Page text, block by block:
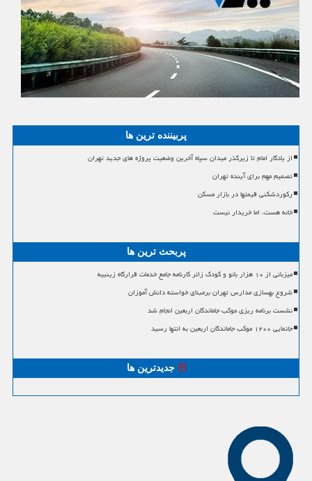
پربیننده ترین ها
از یادگار امام تا زیرگذر میدان سپاه آخرین وضعیت پروژه های جدید تهران
تصمیم مهم برای آینده تهران
رکوردشکنی قیمتها در بازار مسکن
خانه هست، اما خریدار نیست
پربحث ترین ها
میزبانی از ۱۰ هزار بانو و کودک زائر کارنامه جامع خدمات قرارگاه زینبیه
شروع بهسازی مدارس تهران برمبنای خواسته دانش آموزان
نشست برنامه ریزی موکب جاماندگان اربعین انجام شد
جانمایی ۱۲۰۰ موکب جاماندگان اربعین به انتها رسید
جدیدترین ها